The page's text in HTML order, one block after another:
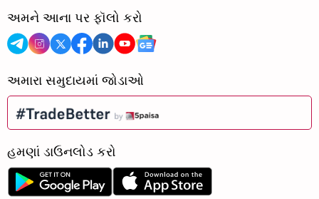
અમને આના પર ફૉલો કરો
અમારા સમુદાયમાં જોડાઓ
હમણાં ડાઉનલોડ કરો